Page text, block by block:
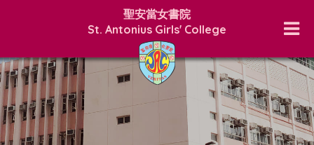
聖安當女書院
St. Antonius Girls' College